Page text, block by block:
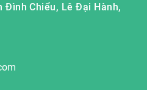
Đình Chiểu, Lê Đại Hành,